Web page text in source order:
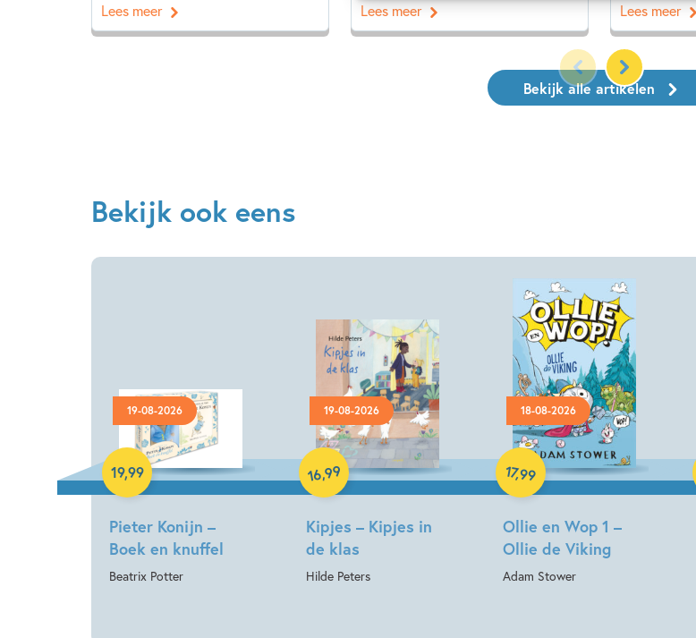
Lees meer Lees meer Lees meer
Bekijk alle artikelen
Bekijk ook eens
19-08-2026
Pieter Konijn –
Boek en knuffel
Beatrix Potter
19,99
Hardcover
19-08-2026
Kipjes – Kipjes in
de klas
Hilde Peters
16,99
Hardcover
18-08-2026
Ollie en Wop 1 –
Ollie de Viking
Adam Stower
17,99
Hardcover